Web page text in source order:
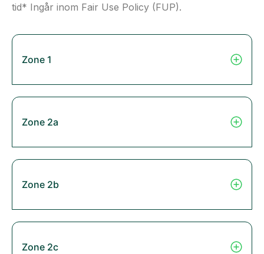
tid* Ingår inom Fair Use Policy (FUP).
Zone 1
Zone 2a
Zone 2b
Zone 2c